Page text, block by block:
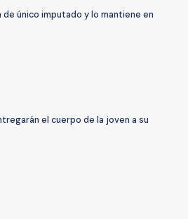
único imputado y lo mantiene en
el cuerpo de la joven a su